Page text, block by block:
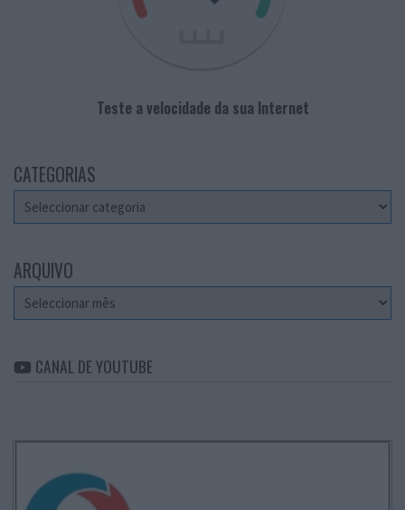
Teste a velocidade da sua Internet
CATEGORIAS
Categorias
ARQUIVO
Arquivo
CANAL DE YOUTUBE